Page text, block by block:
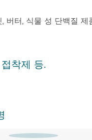
버터, 식물 성 단백질 제
착제 등.